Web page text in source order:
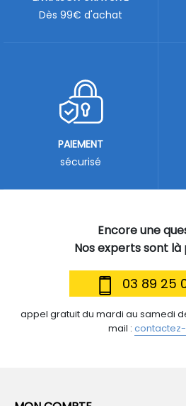
Encore une
Nos experts sont là
03 89 25
appel gratuit du mardi au samedi
mail :
Dès 99€ d'achat
PAIEMENT
sécurisé